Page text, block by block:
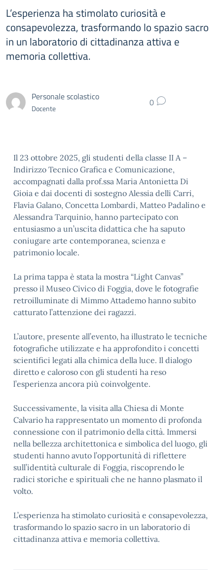
L’esperienza ha stimolato curiosità e
consapevolezza, trasformando lo spazio sacro
in un laboratorio di cittadinanza attiva e
memoria collettiva.
Personale scolastico
Docente 0
Il 23 ottobre 2025, gli studenti della classe II A –
Indirizzo Tecnico Grafica e Comunicazione,
accompagnati dalla prof.ssa Maria Antonietta Di
Gioia e dai docenti di sostegno Alessia delli Carri,
Flavia Galano, Concetta Lombardi, Matteo Padalino e
Alessandra Tarquinio, hanno partecipato con
entusiasmo a un’uscita didattica che ha saputo
coniugare arte contemporanea, scienza e
patrimonio locale.
La prima tappa è stata la mostra “Light Canvas”
presso il Museo Civico di Foggia, dove le fotografie
retroilluminate di Mimmo Attademo hanno subito
catturato l’attenzione dei ragazzi.
L’autore, presente all’evento, ha illustrato le tecniche
fotografiche utilizzate e ha approfondito i concetti
scientifici legati alla chimica della luce. Il dialogo
diretto e caloroso con gli studenti ha reso
l’esperienza ancora più coinvolgente.
Successivamente, la visita alla Chiesa di Monte
Calvario ha rappresentato un momento di profonda
connessione con il patrimonio della città. Immersi
nella bellezza architettonica e simbolica del luogo, gli
studenti hanno avuto l’opportunità di riflettere
sull’identità culturale di Foggia, riscoprendo le
radici storiche e spirituali che ne hanno plasmato il
volto.
L’esperienza ha stimolato curiosità e consapevolezza,
trasformando lo spazio sacro in un laboratorio di
cittadinanza attiva e memoria collettiva.